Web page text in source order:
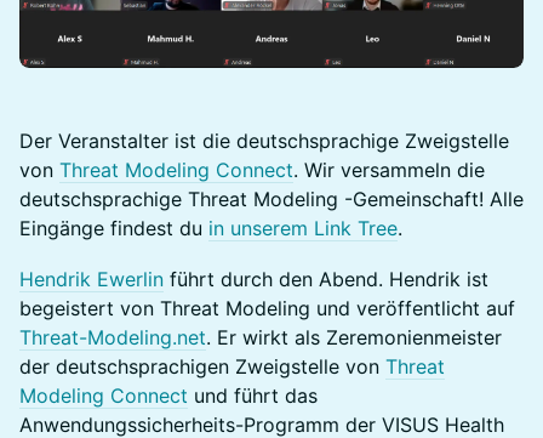
Der Veranstalter ist die deutschsprachige Zweigstelle
von Threat Modeling Connect. Wir versammeln die
deutschsprachige Threat Modeling -Gemeinschaft! Alle
Eingänge findest du in unserem Link Tree.
Hendrik Ewerlin führt durch den Abend. Hendrik ist
begeistert von Threat Modeling und veröffentlicht auf
Threat-Modeling.net. Er wirkt als Zeremonienmeister
der deutschsprachigen Zweigstelle von Threat
Modeling Connect und führt das
Anwendungssicherheits-Programm der VISUS Health